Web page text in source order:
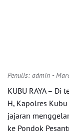
Penulis: admin -
KUBU RAYA –
H, Kapolres Kubu
jajaran
ke Pondok